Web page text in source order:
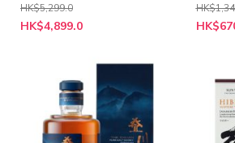
HK$5,299.0
HK$4,899.0
特
殊